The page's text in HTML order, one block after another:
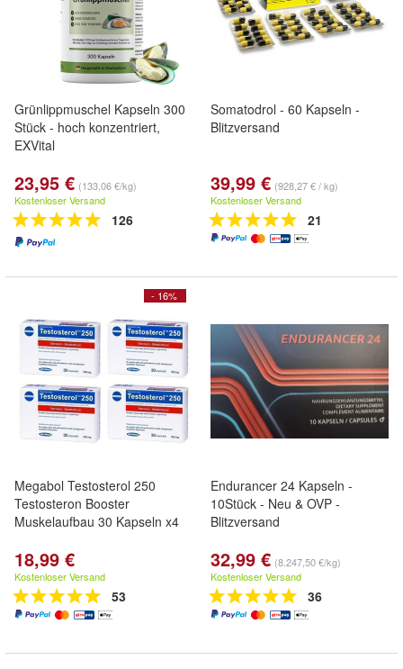
Grünlippmuschel Kapseln 300
Stück - hoch konzentriert,
EXVital
23,95 € (133,06 €/kg)
Kostenloser Versand
126
Somatodrol - 60 Kapseln -
Blitzversand
39,99 € (928,27 € / kg)
Kostenloser Versand
21
- 16%
Megabol Testosterol 250
Testosteron Booster
Muskelaufbau 30 Kapseln x4
18,99 €
Kostenloser Versand
53
Endurancer 24 Kapseln -
10Stück - Neu & OVP -
Blitzversand
32,99 € (8.247,50 €/kg)
Kostenloser Versand
36